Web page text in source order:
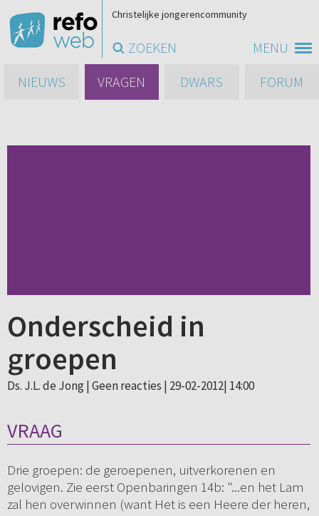
MENU
Christelijke jongerencommunity
ZOEKEN
NIEUWS
VRAGEN DWARS FORUM
Onderscheid in
groepen
Ds. J.L. de Jong | Geen reacties | 29-02-2012| 14:00
VRAAG
Drie groepen: de geroepenen, uitverkorenen en
gelovigen. Zie eerst Openbaringen 14b: "...en het Lam
zal hen overwinnen (want Het is een Heere der heren,